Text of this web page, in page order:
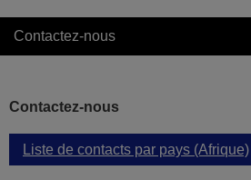
Contactez-nous
Contactez-nous
Liste de contacts par pays (Afrique)